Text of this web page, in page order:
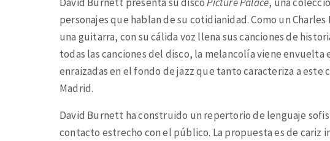
personajes que hablan de su cotidianidad. Como un
una guitarra, con su cálida voz llena sus canciones de
todas las canciones del disco, la melancolía viene envuelta
enraizadas en el fondo de jazz que tanto caracteriza a
Madrid.
David Burnett ha construido un repertorio de lenguaje
contacto estrecho con el público. La propuesta es de cariz